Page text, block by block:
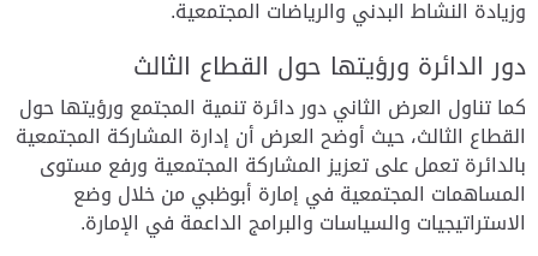
وزيادة النشاط البدني والرياضات المجتمعية.
دور الدائرة ورؤيتها حول القطاع الثالث
كما تناول العرض الثاني دور دائرة تنمية المجتمع ورؤيتها حول
القطاع الثالث، حيث أوضح العرض أن إدارة المشاركة المجتمعية
بالدائرة تعمل على تعزيز المشاركة المجتمعية ورفع مستوى
المساهمات المجتمعية في إمارة أبوظبي من خلال وضع
الاستراتيجيات والسياسات والبرامج الداعمة في الإمارة.